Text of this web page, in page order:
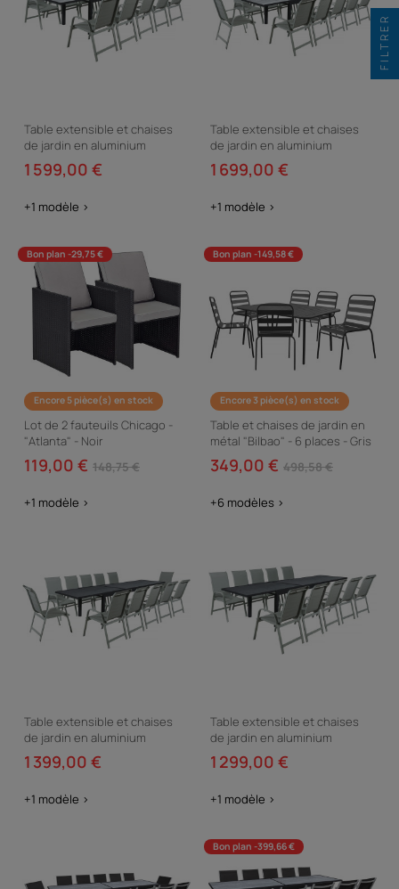
Table extensible et chaises
de jardin en aluminium
"Lagos" - 200/320 x 105 x 76
cm - Taupe - 10...
1 599,00 €
+1 modèle >
Table extensible et chaises
de jardin en aluminium
"Lagos" - 200/320 x 105 x 76
cm - Taupe - 12...
1 699,00 €
+1 modèle >
Bon plan -29,75 €
Encore 5 pièce(s) en stock
Lot de 2 fauteuils Chicago -
"Atlanta" - Noir
119,00 € 148,75 €
+1 modèle >
Bon plan -149,58 €
Encore 3 pièce(s) en stock
Table et chaises de jardin en
métal "Bilbao" - 6 places - Gris
349,00 € 498,58 €
+6 modèles >
Table extensible et chaises
de jardin en aluminium
"Lagos" - 200/320 x 105 x 76
cm - 12 chaises -...
1 399,00 €
+1 modèle >
Table extensible et chaises
de jardin en aluminium
"Lagos" - 200/320 x 105 x 76
cm - 10 chaises -...
1 299,00 €
+1 modèle >
Bon plan -399,66 €
FILTRER